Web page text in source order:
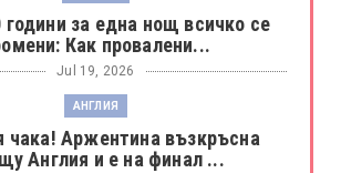
за една нощ всичко се
Как провалени...
Jul 19, 2026
АНГЛИЯ
чака! Аржентина възкръсна
Англия и е на финал ...